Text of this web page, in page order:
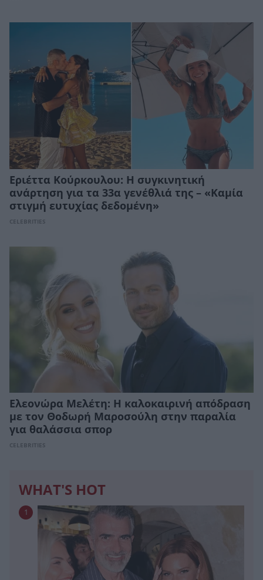
Εριέττα Κούρκουλου: Η συγκινητική
ανάρτηση για τα 33α γενέθλιά της – «Καμία
στιγμή ευτυχίας δεδομένη»
CELEBRITIES
Ελεονώρα Μελέτη: Η καλοκαιρινή απόδραση
με τον Θοδωρή Μαροσούλη στην παραλία
για θαλάσσια σπορ
CELEBRITIES
WHAT'S HOT
1